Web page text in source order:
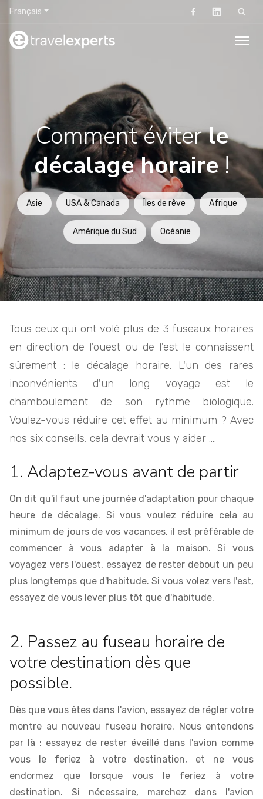
Français
Rechercher
Comment éviterle
décalage horaire!
Asie USA & Canada Îles de rêve Afrique
Amérique du Sud Océanie
Tous ceux qui ont volé plus de 3 fuseaux horaires
en direction de l'ouest ou de l'est le connaissent
sûrement : le décalage horaire. L'un des rares
inconvénients d'un long voyage est le
chamboulement de son rythme biologique.
Voulez-vous réduire cet effet au minimum ? Avec
nos six conseils, cela devrait vous y aider ....
1. Adaptez-vous avant de partir
On dit qu'il faut une journée d'adaptation pour chaque
heure de décalage. Si vous voulez réduire cela au
minimum de jours de vos vacances, il est préférable de
commencer à vous adapter à la maison. Si vous
voyagez vers l'ouest, essayez de rester debout un peu
plus longtemps que d'habitude. Si vous volez vers l'est,
essayez de vous lever plus tôt que d'habitude.
2. Passez au fuseau horaire de
votre destination dès que
possible.
Dès que vous êtes dans l'avion, essayez de régler votre
montre au nouveau fuseau horaire. Nous entendons
par là : essayez de rester éveillé dans l'avion comme
vous le feriez à votre destination, et ne vous
endormez que lorsque vous le feriez à votre
destination. Si nécessaire, marchez dans l'avion